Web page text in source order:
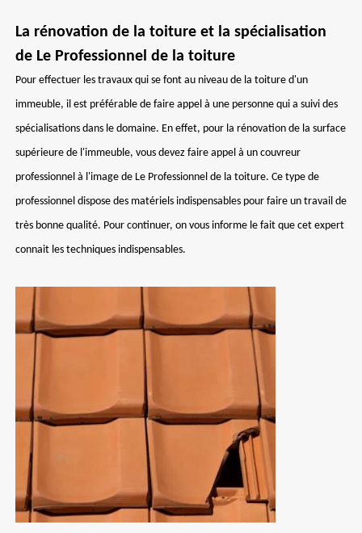
La rénovation de la toiture et la spécialisation
de Le Professionnel de la toiture
Pour effectuer les travaux qui se font au niveau de la toiture d'un
immeuble, il est préférable de faire appel à une personne qui a suivi des
spécialisations dans le domaine. En effet, pour la rénovation de la surface
supérieure de l'immeuble, vous devez faire appel à un couvreur
professionnel à l'image de Le Professionnel de la toiture. Ce type de
professionnel dispose des matériels indispensables pour faire un travail de
très bonne qualité. Pour continuer, on vous informe le fait que cet expert
connait les techniques indispensables.